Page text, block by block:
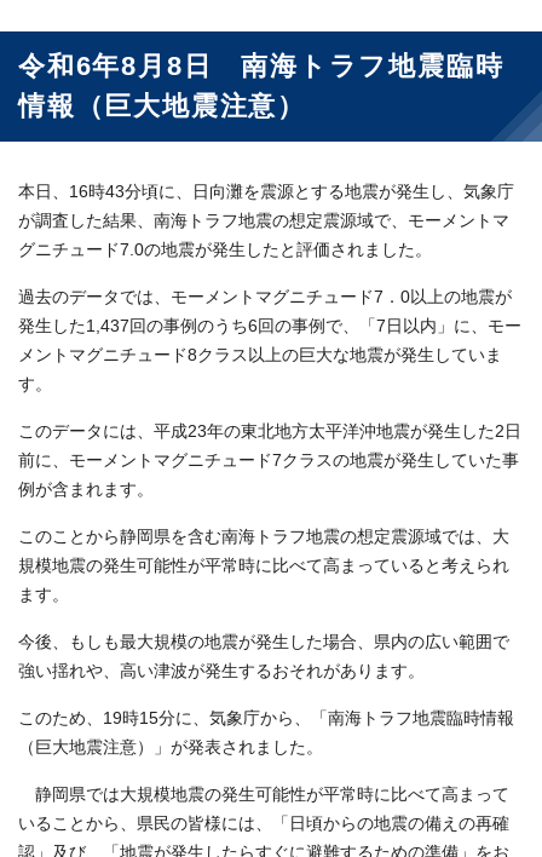
令和6年8月8日 南海トラフ地震臨時
情報（巨大地震注意）
本日、16時43分頃に、日向灘を震源とする地震が発生し、気象庁
が調査した結果、南海トラフ地震の想定震源域で、モーメントマ
グニチュード7.0の地震が発生したと評価されました。
過去のデータでは、モーメントマグニチュード7．0以上の地震が
発生した1,437回の事例のうち6回の事例で、「7日以内」に、モー
メントマグニチュード8クラス以上の巨大な地震が発生していま
す。
このデータには、平成23年の東北地方太平洋沖地震が発生した2日
前に、モーメントマグニチュード7クラスの地震が発生していた事
例が含まれます。
このことから静岡県を含む南海トラフ地震の想定震源域では、大
規模地震の発生可能性が平常時に比べて高まっていると考えられ
ます。
今後、もしも最大規模の地震が発生した場合、県内の広い範囲で
強い揺れや、高い津波が発生するおそれがあります。
このため、19時15分に、気象庁から、「南海トラフ地震臨時情報
（巨大地震注意）」が発表されました。
静岡県では大規模地震の発生可能性が平常時に比べて高まって
いることから、県民の皆様には、「日頃からの地震の備えの再確
認」及び、「地震が発生したらすぐに避難するための準備」をお